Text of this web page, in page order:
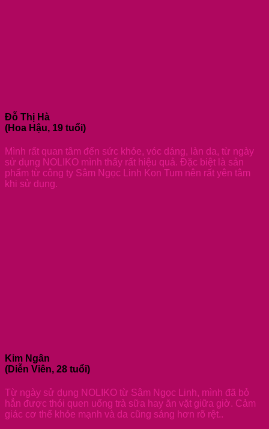
Đỗ Thị Hà
(Hoa Hậu, 19 tuổi)
Mình rất quan tâm đến sức khỏe, vóc dáng, làn da, từ ngày
sử dụng NOLIKO mình thấy rất hiệu quả. Đặc biệt là sản
phẩm từ công ty Sâm Ngọc Linh Kon Tum nên rất yên tâm
khi sử dụng.
Kim Ngân
(Diễn Viên, 28 tuổi)
Từ ngày sử dụng NOLIKO từ Sâm Ngọc Linh, mình đã bỏ
hẳn được thói quen uống trà sữa hay ăn vặt giữa giờ. Cảm
giác cơ thể khỏe mạnh và da cũng sáng hơn rõ rệt..